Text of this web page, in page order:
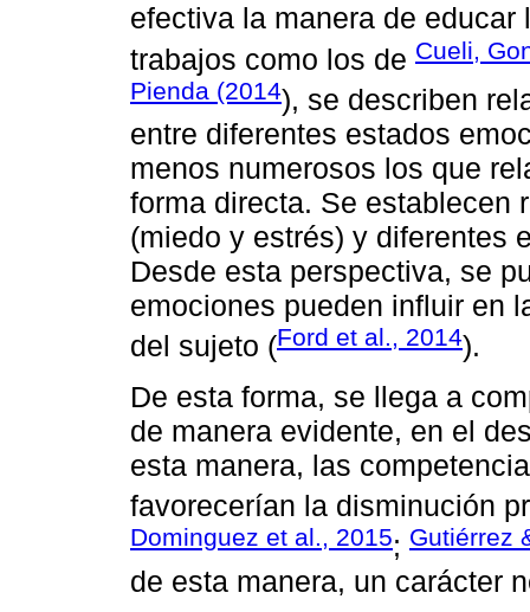
efectiva la manera de educar
trabajos como los de Cueli,
Pienda (2014), se describen
entre diferentes estados
menos numerosos los que
forma directa. Se establecen
(miedo y estrés) y diferentes
Desde esta perspectiva, se
emociones pueden influir en
del sujeto (Ford et al., 2014).
De esta forma, se llega a
de manera evidente, en el
esta manera, las
favorecerían la disminución
Dominguez et al., 2015; Gutiérrez
de esta manera, un carácter